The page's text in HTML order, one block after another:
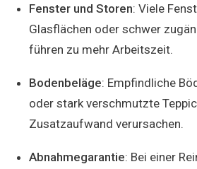
Fenster und Storen: Viele
Glasflächen oder schwer
führen zu mehr Arbeitszeit.
Bodenbeläge: Empfindliche
oder stark verschmutzte
Zusatzaufwand verursachen.
Abnahmegarantie: Bei einer